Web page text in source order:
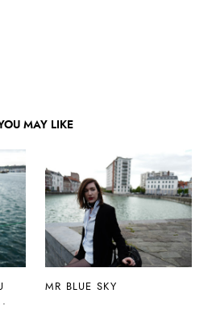
MAY LIKE
MR BLUE SKY